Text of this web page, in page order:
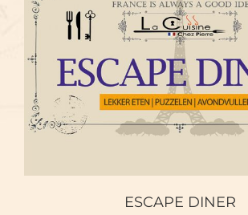
ESCAPE DINER
ESCAPE DINER